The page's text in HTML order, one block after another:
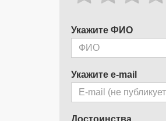
Укажите ФИО
Укажите e-mail